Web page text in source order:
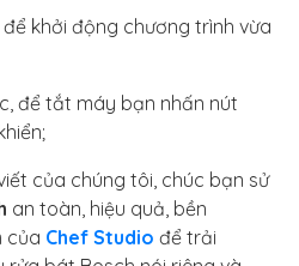
để khởi động chương trình vừa
để tắt máy bạn nhấn nút
của chúng tôi, chúc bạn sử
an toàn, hiệu quả, bền
của Chef Studio để trải